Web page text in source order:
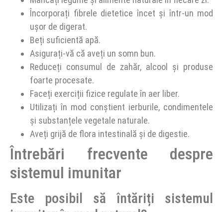
Încorporați fibrele dietetice încet și într-un mod
ușor de digerat.
Beți suficientă apă.
Asigurați-vă că aveți un somn bun.
Reduceți consumul de zahăr, alcool și produse
foarte procesate.
Faceți exerciții fizice regulate în aer liber.
Utilizați în mod conștient ierburile, condimentele
și substanțele vegetale naturale.
Aveți grijă de flora intestinală și de digestie.
Întrebări frecvente despre
sistemul imunitar
Este posibil să întăriți sistemul